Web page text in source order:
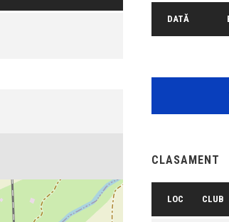
DATĂ
CLASAMENT
LOC CLUB